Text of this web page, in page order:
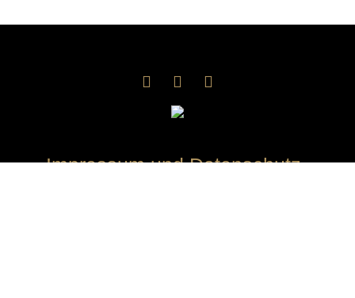
Impressum und Datenschutz